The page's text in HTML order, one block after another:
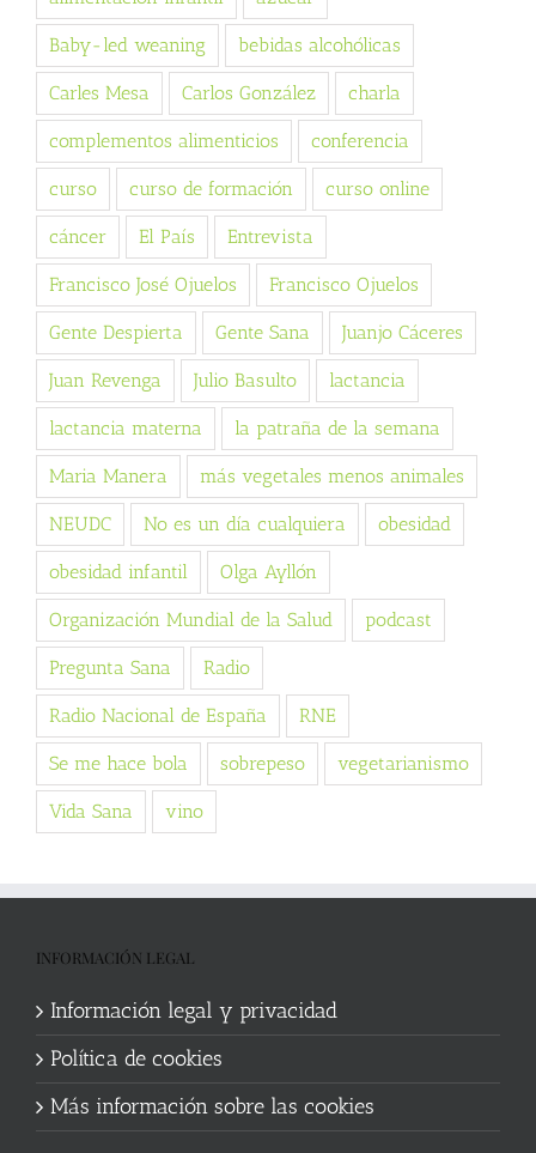
Baby-led weaning bebidas alcohólicas
Carles Mesa Carlos González charla
complementos alimenticios conferencia
curso curso de formación curso online
cáncer El País Entrevista
Francisco José Ojuelos Francisco Ojuelos
Gente Despierta Gente Sana Juanjo Cáceres
Juan Revenga Julio Basulto lactancia
lactancia materna la patraña de la semana
Maria Manera más vegetales menos animales
NEUDC No es un día cualquiera obesidad
obesidad infantil Olga Ayllón
Organización Mundial de la Salud podcast
Pregunta Sana Radio
Radio Nacional de España RNE
Se me hace bola sobrepeso vegetarianismo
Vida Sana vino
INFORMACIÓN LEGAL
Información legal y privacidad
Política de cookies
Más información sobre las cookies